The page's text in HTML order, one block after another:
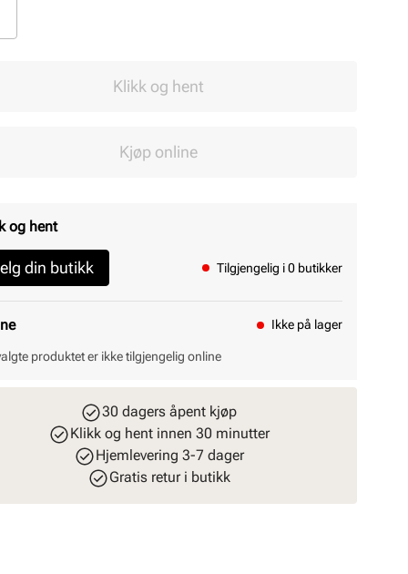
Klikk og hent
Kjøp online
og hent
din butikk Tilgjengelig i 0 butikker
Ikke på lager
produktet er ikke tilgjengelig online
30 dagers åpent kjøp
Klikk og hent innen 30 minutter
Hjemlevering 3-7 dager
Gratis retur i butikk